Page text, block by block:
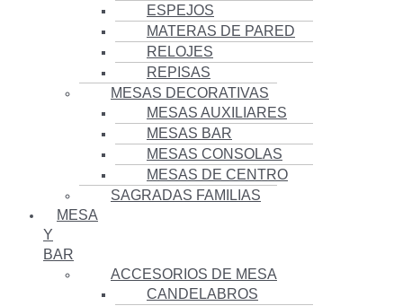
ESPEJOS
MATERAS DE PARED
RELOJES
REPISAS
MESAS DECORATIVAS
MESAS AUXILIARES
MESAS BAR
MESAS CONSOLAS
MESAS DE CENTRO
SAGRADAS FAMILIAS
MESA
Y
BAR
ACCESORIOS DE MESA
CANDELABROS